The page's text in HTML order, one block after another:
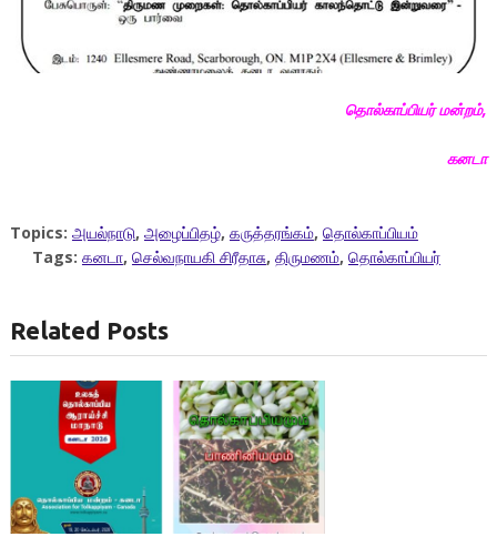
தொல்காப்பியர் மன்றம்,
கனடா
Topics: அயல்நாடு, அழைப்பிதழ், கருத்தரங்கம், தொல்காப்பியம்
Tags: கனடா, செல்வநாயகி சிரீதாசு, திருமணம், தொல்காப்பியர்
Related Posts